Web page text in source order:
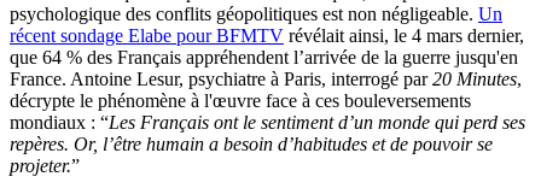
psychologique des conflits géopolitiques est non négligeable. Un
récent sondage Elabe pour BFMTV révélait ainsi, le 4 mars dernier,
que 64 % des Français appréhendent l’arrivée de la guerre jusqu'en
France. Antoine Lesur, psychiatre à Paris, interrogé par20 Minutes,
décrypte le phénomène à l'œuvre face à ces bouleversements
mondiaux : “Les Français ont le sentiment d’un monde qui perd ses
repères. Or, l’être humain a besoin d’habitudes et de pouvoir se
projeter.”